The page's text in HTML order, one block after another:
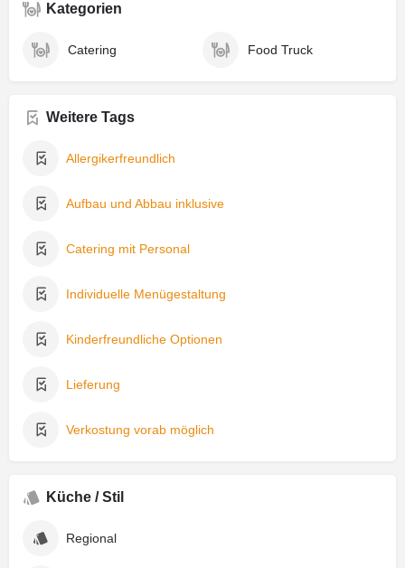
Kategorien
Catering Food Truck
Weitere Tags
Allergikerfreundlich
Aufbau und Abbau inklusive
Catering mit Personal
Individuelle Menügestaltung
Kinderfreundliche Optionen
Lieferung
Verkostung vorab möglich
Küche / Stil
Regional